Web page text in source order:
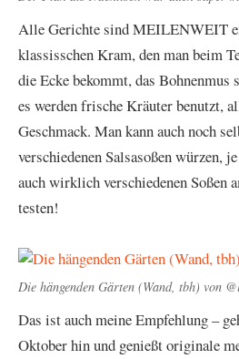
Alle Gerichte sind MEILENWEIT
klassisschen Kram, den man beim
die Ecke bekommt, das Bohnenmus
es werden frische Kräuter benutzt,
Geschmack. Man kann auch noch
verschiedenen Salsasoßen würzen,
auch wirklich verschiedenen Soßen
testen!
Die hängenden Gärten (Wand, tbh) von
Das ist auch meine Empfehlung –
Oktober hin und genießt originale